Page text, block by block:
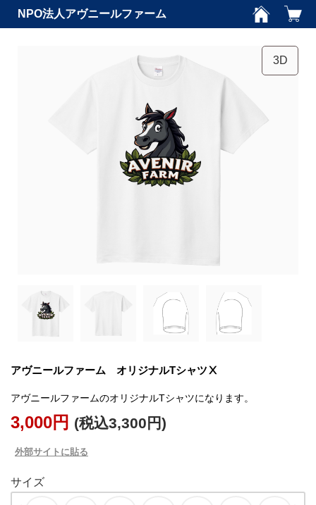
NPO法人アヴニールファーム
3D
アヴニールファーム オリジナルTシャツⅩ
アヴニールファームのオリジナルTシャツになります。
3,000円 (税込3,300円)
外部サイトに貼る
サイズ